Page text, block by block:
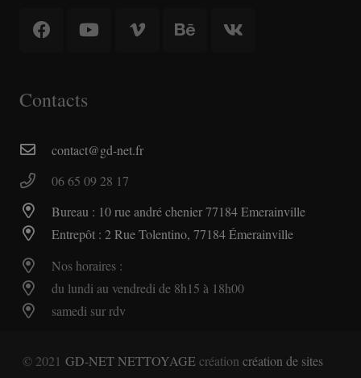
Contacts
contact@gd-net.fr
06 65 09 28 17
Bureau : 10 rue andré chenier 77184 Emerainville
Entrepôt : 2 Rue Tolentino, 77184 Émerainville
Nos horaires :
du lundi au vendredi de 8h15 à 18h00
samedi sur rdv
© 2021 GD-NET NETTOYAGEcréation création de sites